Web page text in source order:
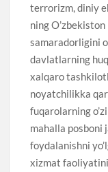
terrorizm, diniy
ning
samaradorligini
davlatlarning
xalqaro
noyatchilikka
fuqarolarning
mahalla posboni
foydalanishni
xizmat